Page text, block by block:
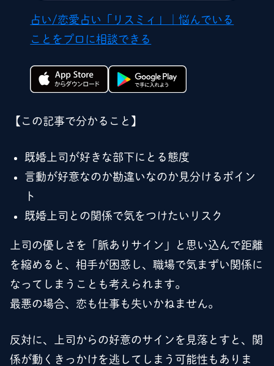
占い/恋愛占い「リスミィ」｜悩んでいる
ことをプロに相談できる
【この記事で分かること】
既婚上司が好きな部下にとる態度
言動が好意なのか勘違いなのか見分けるポイン
ト
既婚上司との関係で気をつけたいリスク
上司の優しさを「脈ありサイン」と思い込んで距離
を縮めると、相手が困惑し、職場で気まずい関係に
なってしまうことも考えられます。
最悪の場合、恋も仕事も失いかねません。
反対に、上司からの好意のサインを見落とすと、関
係が動くきっかけを逃してしまう可能性もありま